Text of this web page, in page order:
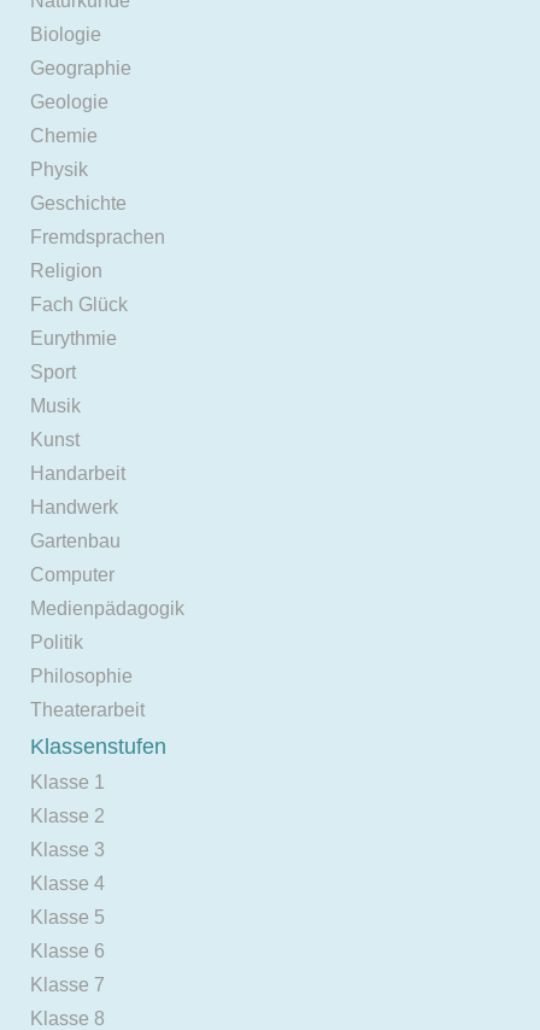
Biologie
Geographie
Geologie
Chemie
Physik
Geschichte
Fremdsprachen
Religion
Fach Glück
Eurythmie
Sport
Musik
Kunst
Handarbeit
Handwerk
Gartenbau
Computer
Medienpädagogik
Politik
Philosophie
Theaterarbeit
Klassenstufen
Klasse 1
Klasse 2
Klasse 3
Klasse 4
Klasse 5
Klasse 6
Klasse 7
Klasse 8